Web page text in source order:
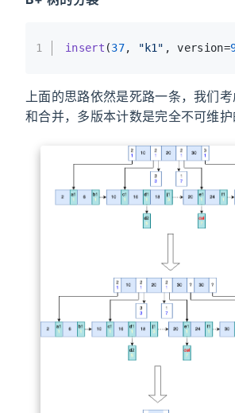
1 insert (37, "k1" , version=
上面的思路依然是死路一条，我们
和合并，多版本计数是完全不可维护